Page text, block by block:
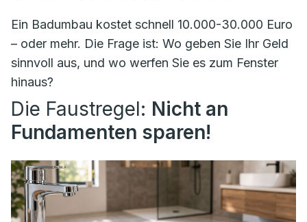
Ein Badumbau kostet schnell 10.000-30.000 Euro
– oder mehr. Die Frage ist: Wo geben Sie Ihr Geld
sinnvoll aus, und wo werfen Sie es zum Fenster
hinaus?
Die Faustregel: Nicht an
Fundamenten sparen!